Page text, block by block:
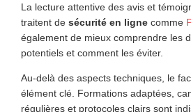
La lecture attentive des avis et
traitent de sécurité en ligne comme
également de mieux comprendre les
potentiels et comment les éviter.
Au-delà des aspects techniques, le
élément clé. Formations adaptées,
régulières et protocoles clairs sont